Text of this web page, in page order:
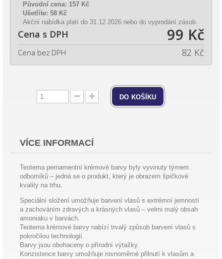
Původní cena: 157 Kč
Ušetříte: 58 Kč
Akční nabídka platí do 31.12.2026 nebo do vyprodání zásob.
Cena s DPH 99 Kč
Cena bez DPH 82 Kč
do košíku
VÍCE INFORMACÍ
Teotema pernamentní krémové barvy byly vyvinuty týmem
odborníků – jedná se o produkt, který je obrazem špičkové
kvality na trhu.
Speciální složení umožňuje barvení vlasů s extrémní jemností
a zachováním zdravých a krásných vlasů – velmi malý obsah
amoniaku v barvách.
Teotema krémové barvy nabízí trvalý způsob barvení vlasů s
pokročilou technologií.
Barvy jsou obohaceny o přírodní výtažky.
Konzistence barvy umožňuje rovnoměrné přilnutí k vlasům a